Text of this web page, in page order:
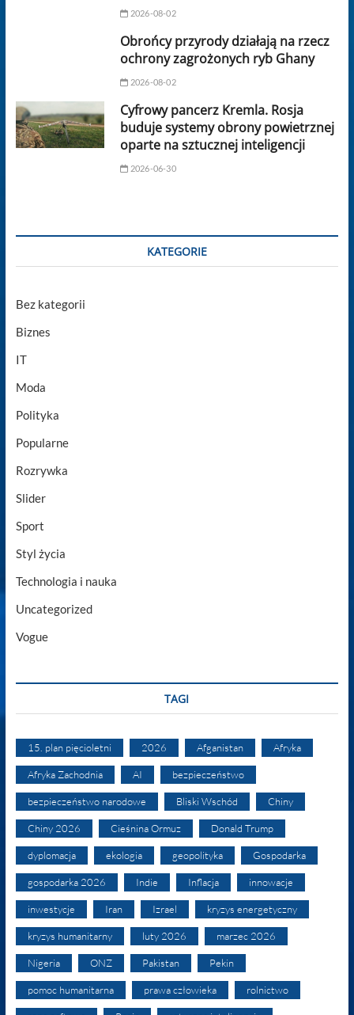
2026-08-02
Obrońcy przyrody działają na rzecz
ochrony zagrożonych ryb Ghany
2026-08-02
Cyfrowy pancerz Kremla. Rosja
buduje systemy obrony powietrznej
oparte na sztucznej inteligencji
2026-06-30
KATEGORIE
Bez kategorii
Biznes
IT
Moda
Polityka
Popularne
Rozrywka
Slider
Sport
Styl życia
Technologia i nauka
Uncategorized
Vogue
TAGI
15. plan pięcioletni 2026 Afganistan Afryka
Afryka Zachodnia AI bezpieczeństwo
bezpieczeństwo narodowe Bliski Wschód Chiny
Chiny 2026 Cieśnina Ormuz Donald Trump
dyplomacja ekologia geopolityka Gospodarka
gospodarka 2026 Indie Inflacja innowacje
inwestycje Iran Izrael kryzys energetyczny
kryzys humanitarny luty 2026 marzec 2026
Nigeria ONZ Pakistan Pekin
pomoc humanitarna prawa człowieka rolnictwo